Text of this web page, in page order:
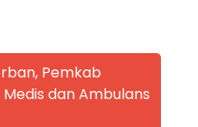
Pemkab
dan Ambulans